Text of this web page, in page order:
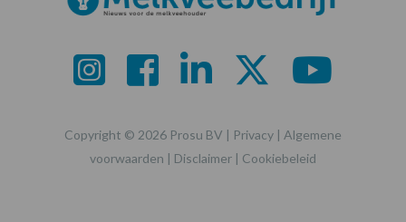
Copyright © 2026 Prosu BV | Privacy | Algemene
voorwaarden | Disclaimer | Cookiebeleid